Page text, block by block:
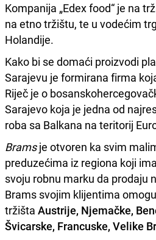
Kompanija „Edex food“ je na
na etno tržištu, te u vodećim
Holandije.
Kako bi se domaći proizvodi
Sarajevu je formirana firma
Riječ je o
Sarajevo koja je jedna od
roba sa Balkana na teritorij
Bramsje otvoren ka svim
preduzećima iz regiona koji
svoju robnu marku da prodaju
Brams svojim klijentima
tržišta Austrije, Njemačke,
Švicarske, Francuske, Velike